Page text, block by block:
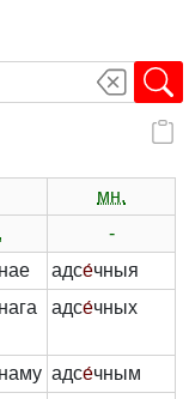
мн.
-
адсе́чныя
адсе́чных
адсе́чным